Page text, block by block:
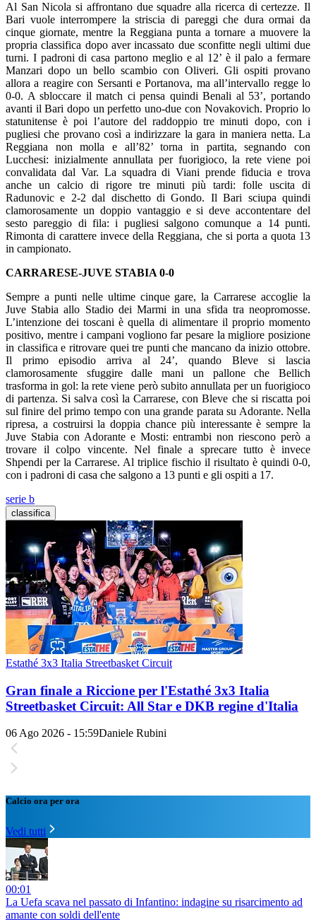
Al San Nicola si affrontano due squadre alla ricerca di certezze. Il
Bari vuole interrompere la striscia di pareggi che dura ormai da
cinque giornate, mentre la Reggiana punta a tornare a muovere la
propria classifica dopo aver incassato due sconfitte negli ultimi due
turni. I padroni di casa partono meglio e al 12’ è il palo a fermare
Manzari dopo un bello scambio con Oliveri. Gli ospiti provano
allora a reagire con Sersanti e Portanova, ma all’intervallo regge lo
0-0. A sbloccare il match ci pensa quindi Benali al 53’, portando
avanti il Bari dopo un perfetto uno-due con Novakovich. Proprio lo
statunitense è poi l’autore del raddoppio tre minuti dopo, con i
pugliesi che provano così a indirizzare la gara in maniera netta. La
Reggiana non molla e all’82’ torna in partita, segnando con
Lucchesi: inizialmente annullata per fuorigioco, la rete viene poi
convalidata dal Var. La squadra di Viani prende fiducia e trova
anche un calcio di rigore tre minuti più tardi: folle uscita di
Radunovic e 2-2 dal dischetto di Gondo. Il Bari sciupa quindi
clamorosamente un doppio vantaggio e si deve accontentare del
sesto pareggio di fila: i pugliesi salgono comunque a 14 punti.
Rimonta di carattere invece della Reggiana, che si porta a quota 13
in campionato.
CARRARESE-JUVE STABIA 0-0
Sempre a punti nelle ultime cinque gare, la Carrarese accoglie la
Juve Stabia allo Stadio dei Marmi in una sfida tra neopromosse.
L’intenzione dei toscani è quella di alimentare il proprio momento
positivo, mentre i campani vogliono far pesare la migliore posizione
in classifica e ritrovare quei tre punti che mancano da inizio ottobre.
Il primo episodio arriva al 24’, quando Bleve si lascia
clamorosamente sfuggire dalle mani un pallone che Bellich
trasforma in gol: la rete viene però subito annullata per un fuorigioco
di partenza. Si salva così la Carrarese, con Bleve che si riscatta poi
sul finire del primo tempo con una grande parata su Adorante. Nella
ripresa, a costruirsi la doppia chance più interessante è sempre la
Juve Stabia con Adorante e Mosti: entrambi non riescono però a
trovare il colpo vincente. Nel finale a sprecare tutto è invece
Shpendi per la Carrarese. Al triplice fischio il risultato è quindi 0-0,
con i padroni di casa che salgono a 13 punti e gli ospiti a 17.
serie b
classifica
Estathé 3x3 Italia Streetbasket Circuit
Gran finale a Riccione per l'Estathé 3x3 Italia
Streetbasket Circuit: All Star e DKB regine d'Italia
06 Ago 2026 - 15:59Daniele Rubini
Calcio ora per ora
Vedi tutti
00:01
La Uefa scava nel passato di Infantino: indagine su risarcimento ad
amante con soldi dell'ente